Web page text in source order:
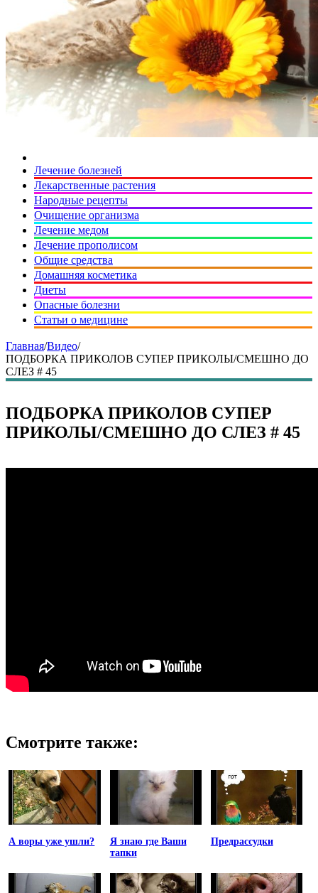
Лечение болезней
Лекарственные растения
Народные рецепты
Очищение организма
Лечение медом
Лечение прополисом
Общие средства
Домашняя косметика
Диеты
Опасные болезни
Статьи о медицине
Главная/Видео/
ПОДБОРКА ПРИКОЛОВ СУПЕР ПРИКОЛЫ/СМЕШНО ДО
СЛЕЗ # 45
ПОДБОРКА ПРИКОЛОВ СУПЕР
ПРИКОЛЫ/СМЕШНО ДО СЛЕЗ # 45
Смотрите также:
А воры уже ушли?
Я знаю где Ваши
тапки
Предрассудки